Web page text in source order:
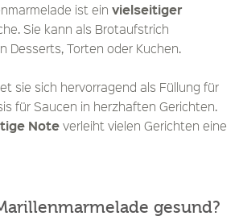
ist ein vielseitiger
Sie kann als Brotaufstrich
Desserts, Torten oder Kuchen.
sie sich hervorragend als Füllung für
für Saucen in herzhaften Gerichten.
Note verleiht vielen Gerichten eine
gesund?